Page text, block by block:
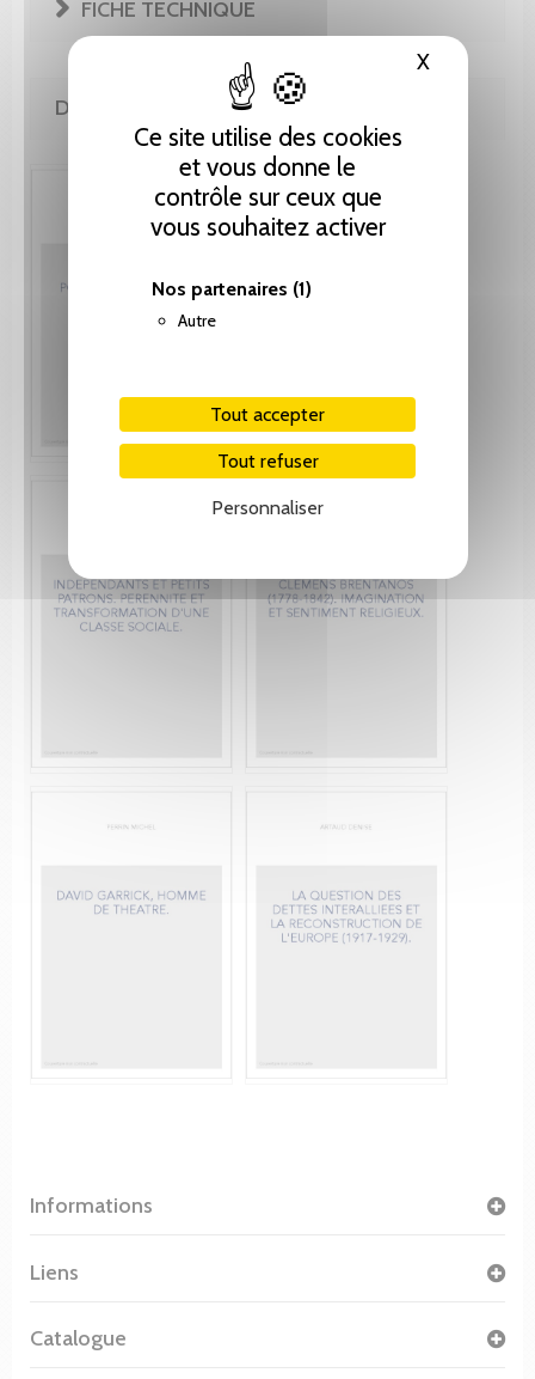
Ce site utilise des cookies
et vous donne le
contrôle sur ceux que
vous souhaitez activer
Nos partenaires (1)
Autre
Tout accepter
Tout refuser
Personnaliser
XMasquer
FICHE TECHNIQUE
DE LA MÊME COLLECTION
Informations
Liens
Catalogue